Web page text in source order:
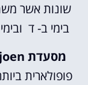
שונות אשר
בימי ב- ד ובימי ו-א משעה
מסעדת Smit`s Paviljoen-
פופולארית